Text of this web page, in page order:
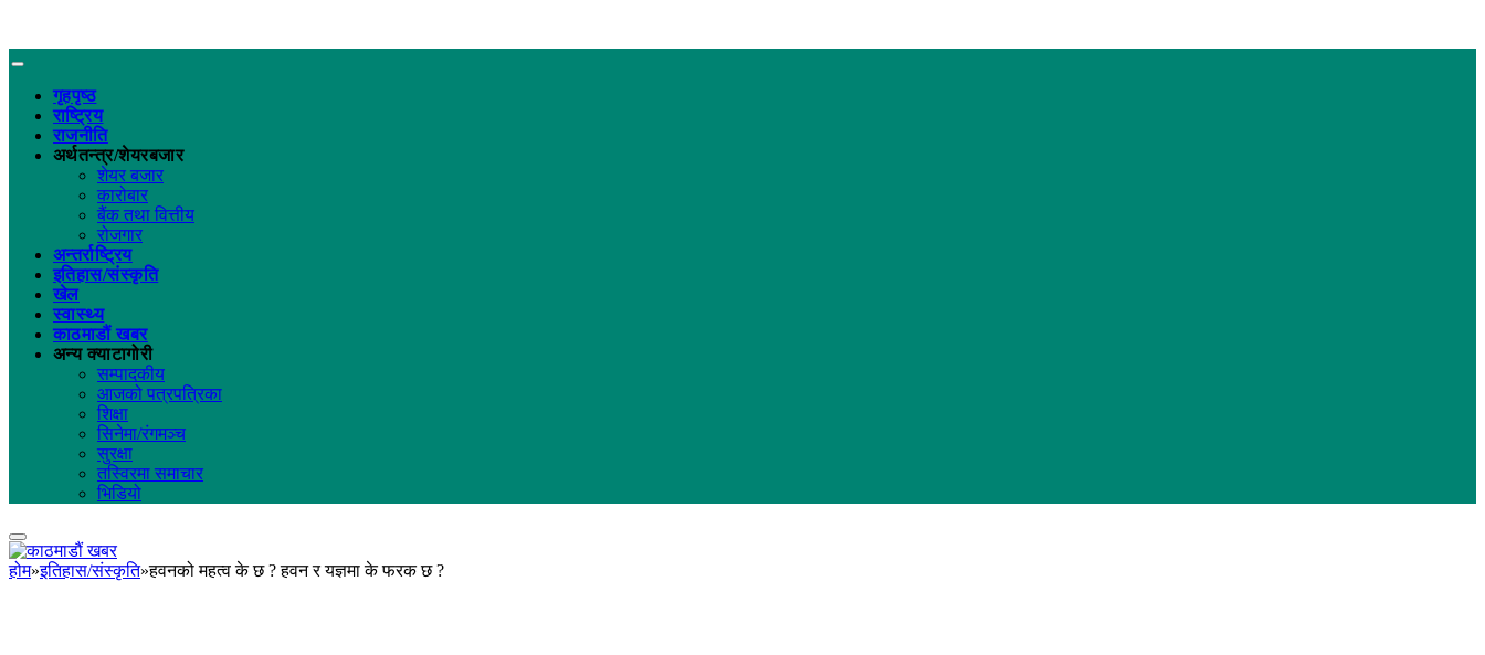
गृहपृष्ठ
राष्ट्रिय
राजनीति
अर्थतन्त्र/शेयरबजार
शेयर बजार
कारोबार
बैंक तथा वित्तीय
रोजगार
अन्तर्राष्ट्रिय
इतिहास/संस्कृति
खेल
स्वास्थ्य
काठमाडौं खबर
अन्य क्याटागोरी
सम्पादकीय
आजको पत्रपत्रिका
शिक्षा
सिनेमा/रंगमञ्च
सुरक्षा
तस्विरमा समाचार
भिडियो
होम»इतिहास/संस्कृति»हवनको महत्व के छ ? हवन र यज्ञमा के फरक छ ?